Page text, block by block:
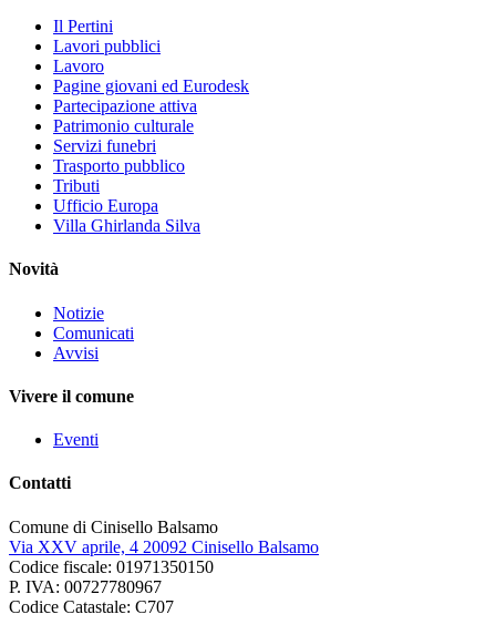
Il Pertini
Lavori pubblici
Lavoro
Pagine giovani ed Eurodesk
Partecipazione attiva
Patrimonio culturale
Servizi funebri
Trasporto pubblico
Tributi
Ufficio Europa
Villa Ghirlanda Silva
Novità
Notizie
Comunicati
Avvisi
Vivere il comune
Eventi
Contatti
Comune di Cinisello Balsamo
Via XXV aprile, 4 20092 Cinisello Balsamo
Codice fiscale: 01971350150
P. IVA: 00727780967
Codice Catastale: C707